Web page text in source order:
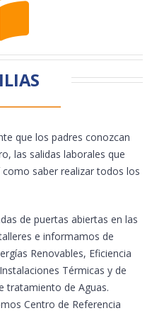
que los padres conozcan
las salidas laborales que
saber realizar todos los
de puertas abiertas en las
e informamos de
Renovables, Eficiencia
Térmicas y de
tratamiento de Aguas.
Centro de Referencia